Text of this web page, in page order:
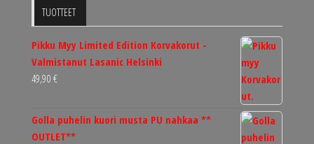
TUOTTEET
Pikku Myy Limited Edition Korvakorut -
Valmistanut Lasanic Helsinki
49,90 €
Golla puhelin kuori musta PU nahkaa **
OUTLET**